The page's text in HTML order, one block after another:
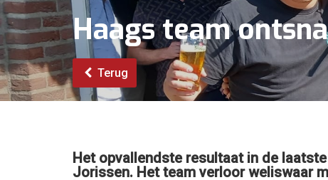
Haags team
Terug
Het opvallendste resultaat in de
Jorissen. Het team verloor weliswaar